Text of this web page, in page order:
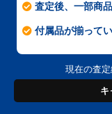
査定後、一部商
付属品が揃って
現在の査定
キ